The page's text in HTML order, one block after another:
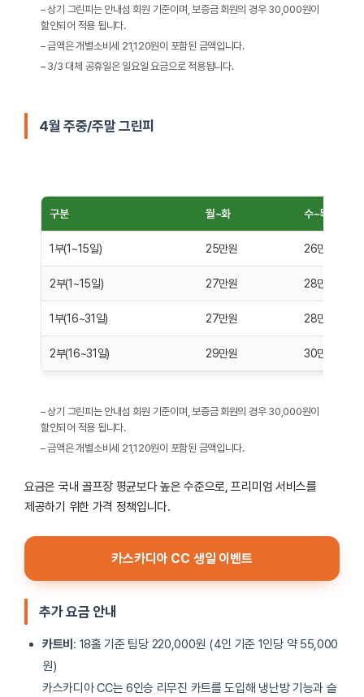
– 상기 그린피는 안내섬 회원 기준이며, 보증금 회원의 경우 30,000원이
할인되어 적용 됩니다.
– 금액은 개별소비세 21,120원이 포함된 금액입니다.
– 3/3 대체 공휴일은 일요일 요금으로 적용됩니다.
4월 주중/주말 그린피
구분 월~화 수~목
1부(1~15일) 25만원 26만원
2부(1~15일) 27만원 28만원
1부(16~31일) 27만원 28만원
2부(16~31일) 29만원 30만원
– 상기 그린피는 안내섬 회원 기준이며, 보증금 회원의 경우 30,000원이
할인되어 적용 됩니다.
– 금액은 개별소비세 21,120원이 포함된 금액입니다.
요금은 국내 골프장 평균보다 높은 수준으로, 프리미엄 서비스를
제공하기 위한 가격 정책입니다. ​
카스카디아 CC 생일 이벤트
추가 요금 안내
카트비 : 18홀 기준 팀당 220,000원 (4인 기준 1인당 약 55,000
원)
카스카디아 CC는 6인승 리무진 카트를 도입해 냉난방 기능과 슬